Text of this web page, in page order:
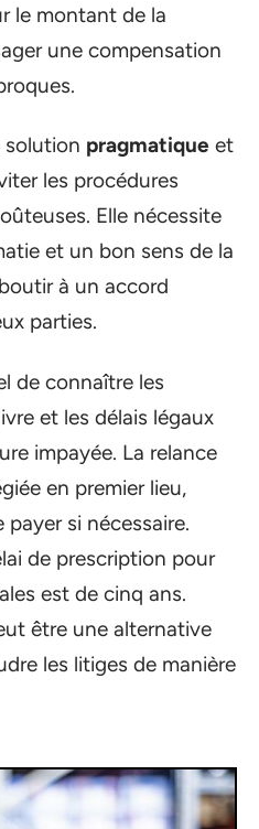
le montant de la
une compensation
solution pragmatique et
les procédures
Elle nécessite
et un bon sens de la
à un accord
parties.
de connaître les
et les délais légaux
impayée. La relance
en premier lieu,
payer si nécessaire.
de prescription pour
est de cinq ans.
être une alternative
les litiges de manière